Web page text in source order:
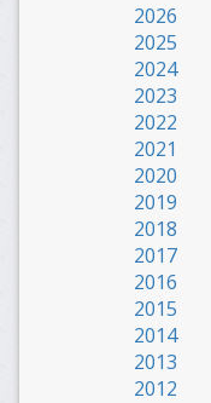
2026
2025
2024
2023
2022
2021
2020
2019
2018
2017
2016
2015
2014
2013
2012